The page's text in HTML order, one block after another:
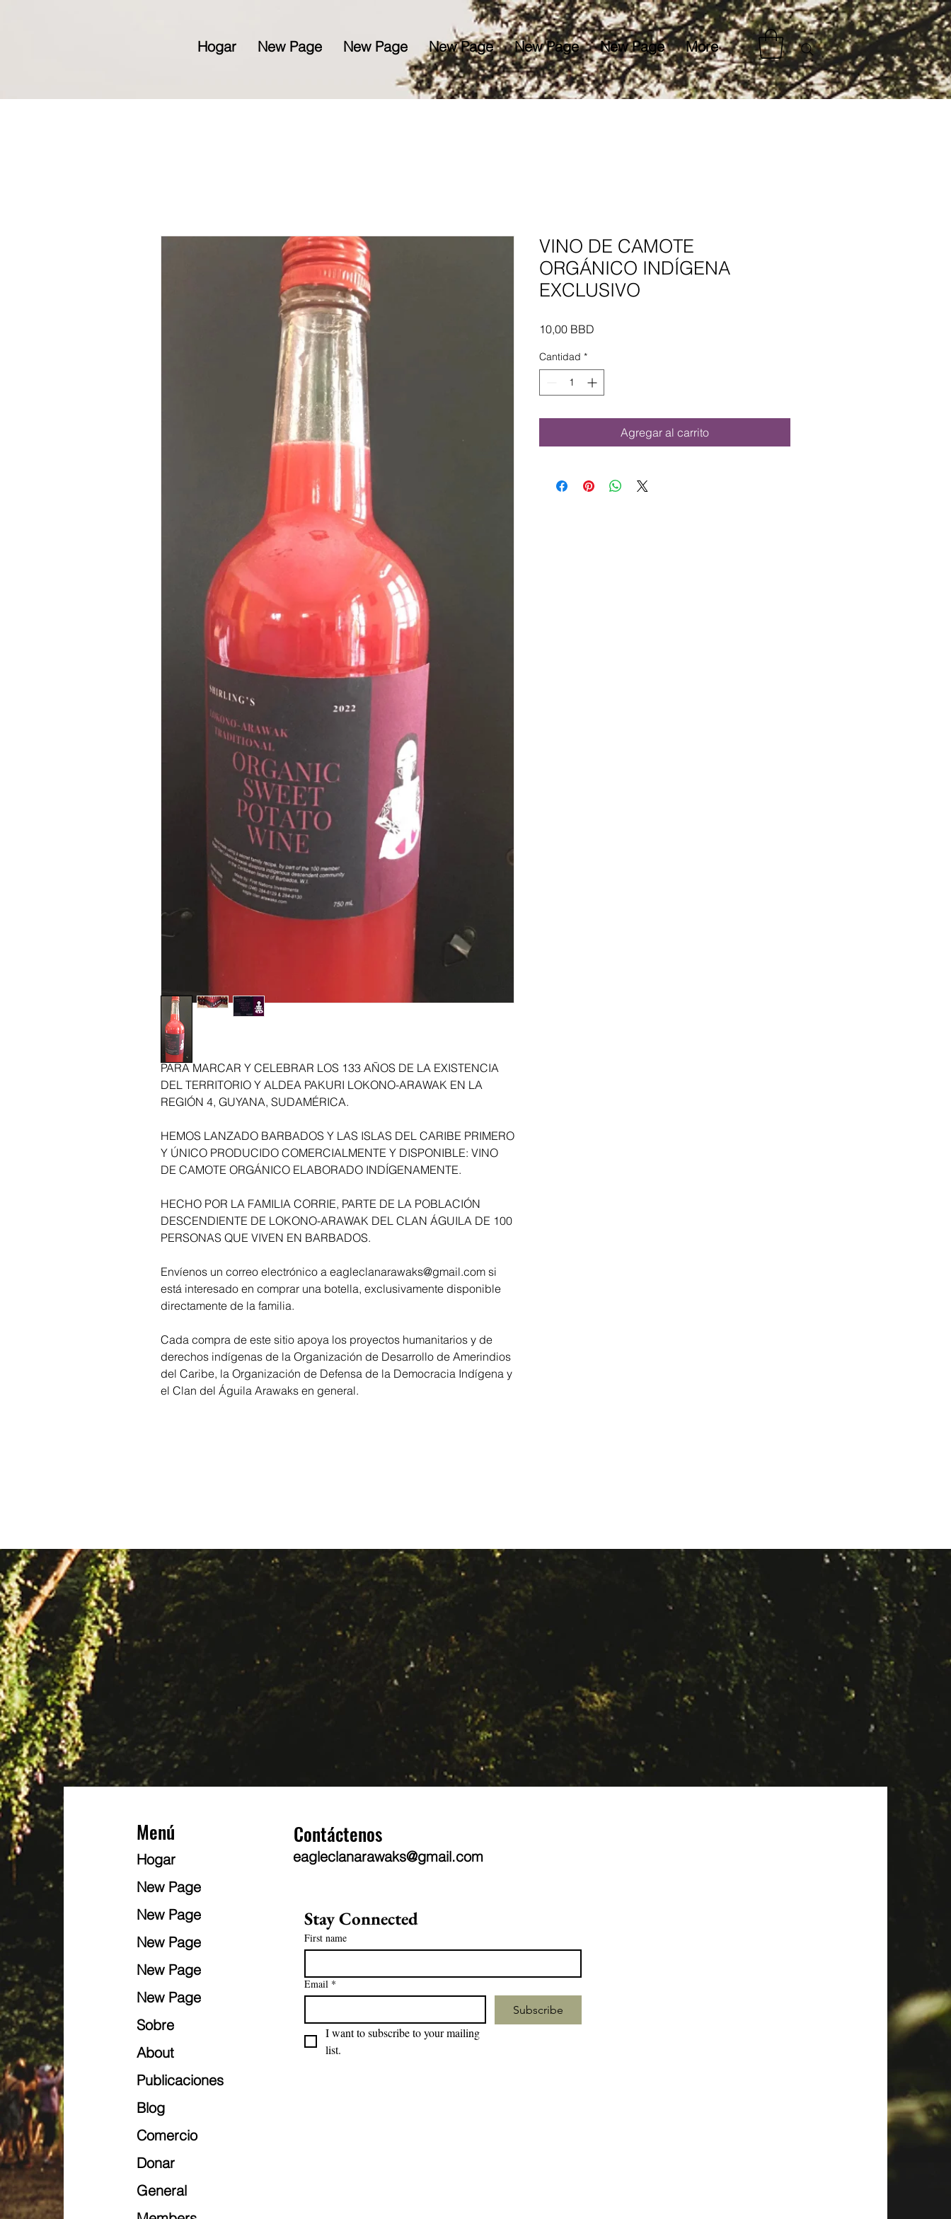
Hogar New Page New Page New Page New Page New Page More
PARA MARCAR Y CELEBRAR LOS 133 AÑOS DE LA EXISTENCIA
DEL TERRITORIO Y ALDEA PAKURI LOKONO-ARAWAK EN LA
REGIÓN 4, GUYANA, SUDAMÉRICA.
HEMOS LANZADO BARBADOS Y LAS ISLAS DEL CARIBE PRIMERO
Y ÚNICO PRODUCIDO COMERCIALMENTE Y DISPONIBLE: VINO
DE CAMOTE ORGÁNICO ELABORADO INDÍGENAMENTE.
HECHO POR LA FAMILIA CORRIE, PARTE DE LA POBLACIÓN
DESCENDIENTE DE LOKONO-ARAWAK DEL CLAN ÁGUILA DE 100
PERSONAS QUE VIVEN EN BARBADOS.
Envíenos un correo electrónico a eagleclanarawaks@gmail.com si
está interesado en comprar una botella, exclusivamente disponible
directamente de la familia.
Cada compra de este sitio apoya los proyectos humanitarios y de
derechos indígenas de la Organización de Desarrollo de Amerindios
del Caribe, la Organización de Defensa de la Democracia Indígena y
el Clan del Águila Arawaks en general.
VINO DE CAMOTE
ORGÁNICO INDÍGENA
EXCLUSIVO
10,00 BBD
Cantidad *
Agregar al carrito
Menú
Hogar
New Page
New Page
New Page
New Page
New Page
Sobre
About
Publicaciones
Blog
Comercio
Donar
General
Contáctenos
eagleclanarawaks@gmail.com
Stay Connected
First name
Email *
Subscribe
I want to subscribe to your mailing
list.